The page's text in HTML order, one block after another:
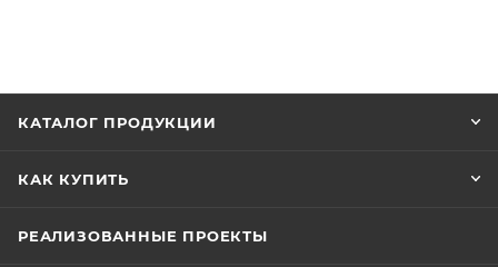
КАТАЛОГ ПРОДУКЦИИ
КАК КУПИТЬ
РЕАЛИЗОВАННЫЕ ПРОЕКТЫ